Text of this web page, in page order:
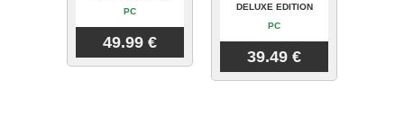
PC
49.99 €
DELUXE EDITION
PC
39.49 €